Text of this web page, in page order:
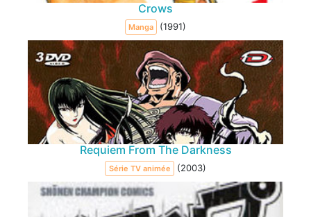
Crows
Manga (1991)
Requiem From The Darkness
Série TV animée (2003)